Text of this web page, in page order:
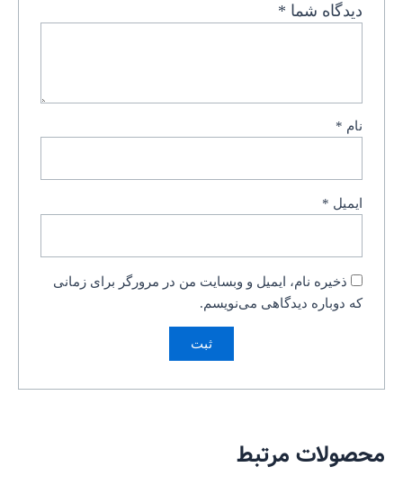
دیدگاه شما *
نام *
ایمیل *
ذخیره نام، ایمیل و وبسایت من در مرورگر برای زمانی
که دوباره دیدگاهی می‌نویسم.
محصولات مرتبط